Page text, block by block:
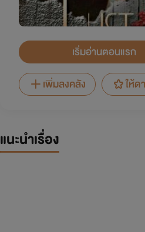
เริ่มอ่านตอนแรก
เพิ่มลงคลัง
ให้ด
แนะนำเรื่อง